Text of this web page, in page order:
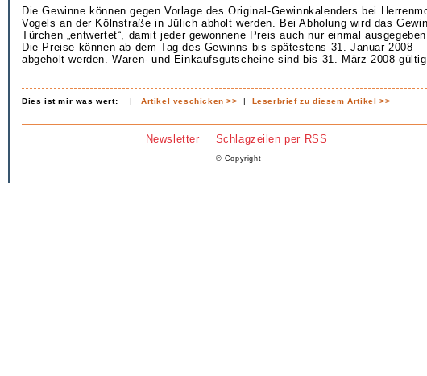
Die Gewinne können gegen Vorlage des Original-Gewinnkalenders bei
Vogels an der Kölnstraße in Jülich abholt werden. Bei Abholung wird das
Türchen „entwertet“, damit jeder gewonnene Preis auch nur einmal
Die Preise können ab dem Tag des Gewinns bis spätestens 31. Januar 2008
abgeholt werden. Waren- und Einkaufsgutscheine sind bis 31. März 2008
Dies ist mir was wert: |Artikel veschicken >> | Leserbrief zu diesem Artikel >>
Newsletter Schlagzeilen per RSS
© Copyright